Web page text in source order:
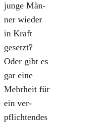
jun­ge Män­
ner wie­der
in Kraft
gesetzt?
Oder gibt es
gar eine
Mehr­heit für
ein ver­
pflich­ten­des